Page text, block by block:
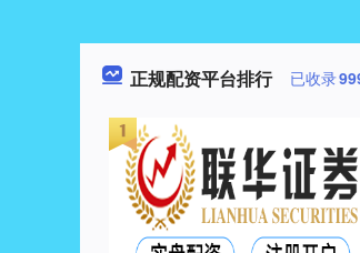
正规配资平台排行 已收录